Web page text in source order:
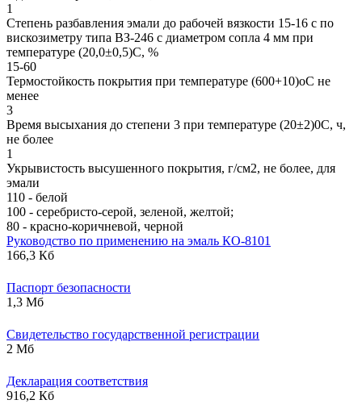
1
Степень разбавления эмали до рабочей вязкости 15-16 с по
вискозиметру типа ВЗ-246 с диаметром сопла 4 мм при
температуре (20,0±0,5)С, %
15-60
Термостойкость покрытия при температуре (600+10)оС не
менее
3
Время высыхания до степени 3 при температуре (20±2)0С, ч,
не более
1
Укрывистость высушенного покрытия, г/см2, не более, для
эмали
110 - белой
100 - серебристо-серой, зеленой, желтой;
80 - красно-коричневой, черной
Руководство по применению на эмаль КО-8101
166,3 Кб
Паспорт безопасности
1,3 Мб
Свидетельство государственной регистрации
2 Мб
Декларация соответствия
916,2 Кб